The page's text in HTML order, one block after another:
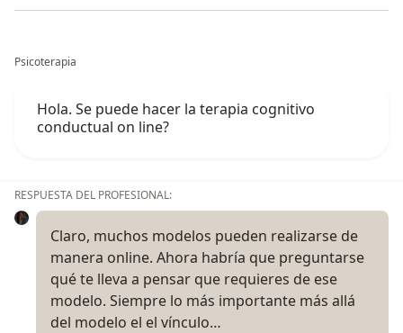
Psicoterapia
Hola. Se puede hacer la terapia cognitivo
conductual on line?
RESPUESTA DEL PROFESIONAL:
Claro, muchos modelos pueden realizarse de
manera online. Ahora habría que preguntarse
qué te lleva a pensar que requieres de ese
modelo. Siempre lo más importante más allá
del modelo el el vínculo…